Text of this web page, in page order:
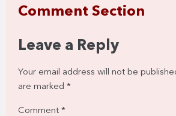
Comment Section
Leave a Reply
Your email address will not be
are marked *
Comment *